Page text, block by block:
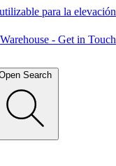
para la elevación
- Get in Touch
Search